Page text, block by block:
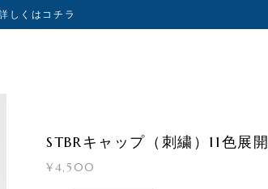
しくはコチラ
STBRキャップ（刺繍）11色展開
¥4,500